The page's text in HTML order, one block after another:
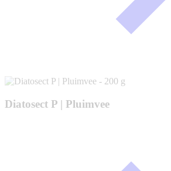
Diatosect P | Pluimvee